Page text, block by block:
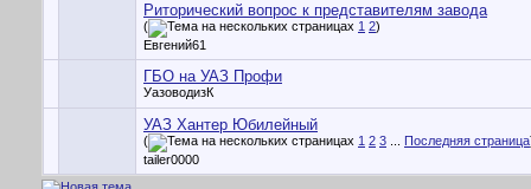
Риторический вопрос к представителям завода
( 1 2)
Евгений61
ГБО на УАЗ Профи
УазоводизК
УАЗ Хантер Юбилейный
( 1 2 3 Последняя страница
tailer0000